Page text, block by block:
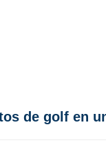
de golf en